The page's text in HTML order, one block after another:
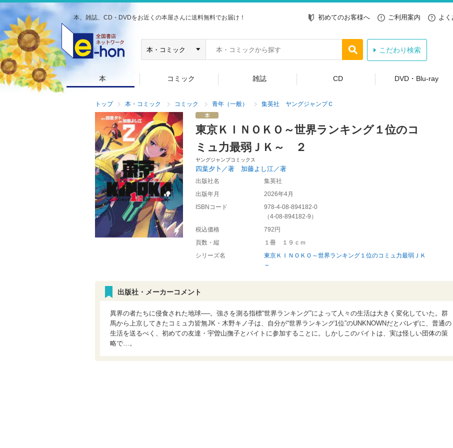
本、雑誌、CD・DVDをお近くの本屋さんに送料無料でお届け！ 初めてのお客様へ ご利用案内 よ
こだわり検索
本 コミック 雑誌 CD DVD・Blu-ray
トップ 本・コミック コミック 青年（一般） 集英社 ヤングジャンプＣ
東京ＫＩＮＯＫＯ～世界ランキング１位のコ
ミュ力最弱ＪＫ～ ２
ヤングジャンプコミックス
四葉夕卜／著 加藤よし江／著
出版社名
集英社
出版年月
2026年4月
ISBNコード
978-4-08-894182-0
（4-08-894182-9 ）
税込価格
792円
頁数・縦
１冊 １９ｃｍ
シリーズ名
東京ＫＩＮＯＫＯ～世界ランキング１位のコミュ力最弱ＪＫ
～
出版社・メーカーコメント
異界の者たちに侵食された地球──。強さを測る指標“世界ランキング”によって人々の生活は大きく変化していた。群
馬から上京してきたコミュ力皆無JK・木野キノ子は、自分が“世界ランキング1位”のUNKNOWNだとバレずに、普通の
生活を送るべく、初めての友達・宇曽山撫子とバイトに参加することに。しかしこのバイトは、実は怪しい団体の策
略で…。